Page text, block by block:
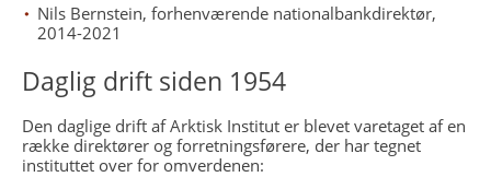
Nils Bernstein, forhenværende nationalbankdirektør,
2014-2021
Daglig drift siden 1954
Den daglige drift af Arktisk Institut er blevet varetaget af en
række direktører og forretningsførere, der har tegnet
instituttet over for omverdenen: